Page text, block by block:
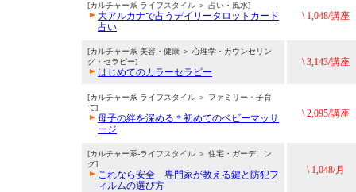
[カルチャー系-ライフスタイル ＞ 占い・風水]
大アルカナで占うデイリータロットカード
占い
\ 1,048/講座
[カルチャー系-美容・健康 ＞ 心理学・カウンセリン
グ・セラピー]
はじめてのカラーセラピー
\ 3,143/講座
[カルチャー系-ライフスタイル ＞ ファミリー・子育
て]
母子の絆を深める＊初めてのベビーマッサ
ージ
\ 2,095/講座
[カルチャー系-ライフスタイル ＞ 住宅・ガーデニン
グ]
これなら安全 専門家が教える鍵と防犯フ
ィルムの選び方
\ 1,048/月